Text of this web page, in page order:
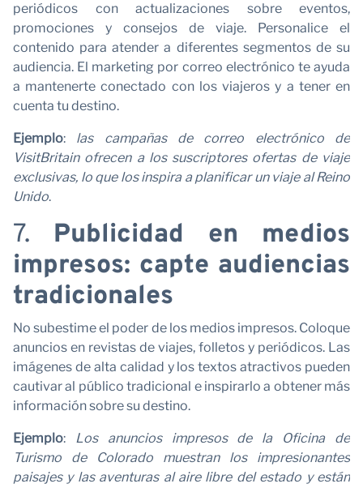
periódicos con actualizaciones sobre eventos,
promociones y consejos de viaje. Personalice el
contenido para atender a diferentes segmentos de su
audiencia. El marketing por correo electrónico te ayuda
a mantenerte conectado con los viajeros y a tener en
cuenta tu destino.
Ejemplo: las campañas de correo electrónico de
VisitBritain ofrecen a los suscriptores ofertas de viaje
exclusivas, lo que los inspira a planificar un viaje al Reino
Unido.
7. Publicidad en medios
impresos: capte audiencias
tradicionales
No subestime el poder de los medios impresos. Coloque
anuncios en revistas de viajes, folletos y periódicos. Las
imágenes de alta calidad y los textos atractivos pueden
cautivar al público tradicional e inspirarlo a obtener más
información sobre su destino.
Ejemplo: Los anuncios impresos de la Oficina de
Turismo de Colorado muestran los impresionantes
paisajes y las aventuras al aire libre del estado y están